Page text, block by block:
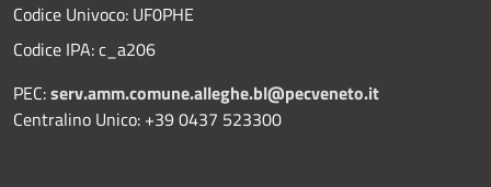
Codice Univoco: UF0PHE
Codice IPA: c_a206
PEC:serv.amm.comune.alleghe.bl@pecveneto.it
Centralino Unico: +39 0437 523300